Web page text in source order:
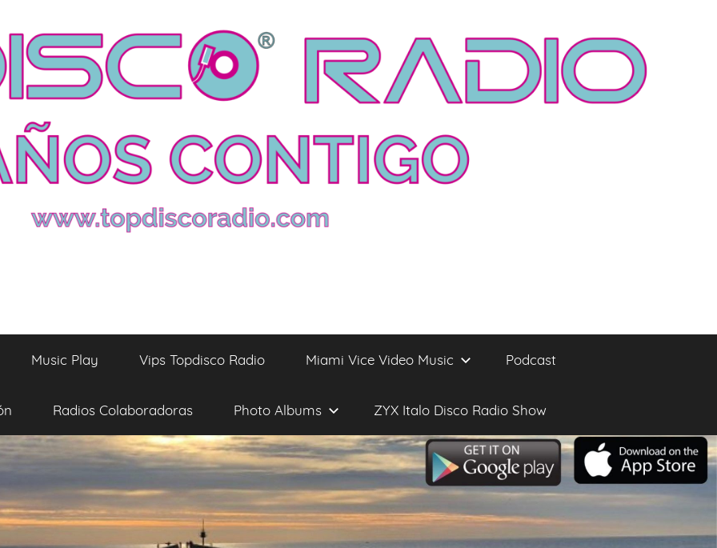
Music Play Vips Topdisco Radio Miami Vice Video Music Podcast
Radios Colaboradoras Photo Albums ZYX Italo Disco Radio Show